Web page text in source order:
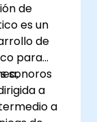
de
es un
de
para
sonoros
a
a